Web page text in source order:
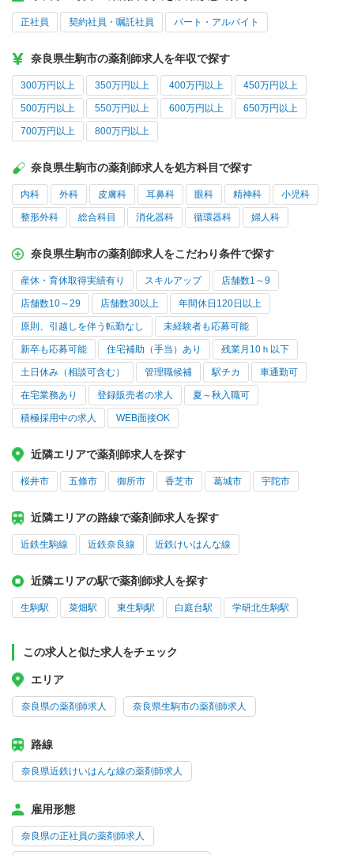
正社員 契約社員・嘱託社員 パート・アルバイト
奈良県生駒市の薬剤師求人を年収で探す
300万円以上 350万円以上 400万円以上 450万円以上
500万円以上 550万円以上 600万円以上 650万円以上
700万円以上 800万円以上
奈良県生駒市の薬剤師求人を処方科目で探す
内科 外科 皮膚科 耳鼻科 眼科 精神科 小児科
整形外科 総合科目 消化器科 循環器科 婦人科
奈良県生駒市の薬剤師求人をこだわり条件で探す
産休・育休取得実績有り スキルアップ 店舗数1～9
店舗数10～29 店舗数30以上 年間休日120日以上
原則、引越しを伴う転勤なし 未経験者も応募可能
新卒も応募可能 住宅補助（手当）あり 残業月10ｈ以下
土日休み（相談可含む） 管理職候補 駅チカ 車通勤可
在宅業務あり 登録販売者の求人 夏～秋入職可
積極採用中の求人 WEB面接OK
近隣エリアで薬剤師求人を探す
桜井市 五條市 御所市 香芝市 葛城市 宇陀市
近隣エリアの路線で薬剤師求人を探す
近鉄生駒線 近鉄奈良線 近鉄けいはんな線
近隣エリアの駅で薬剤師求人を探す
生駒駅 菜畑駅 東生駒駅 白庭台駅 学研北生駒駅
この求人と似た求人をチェック
エリア
奈良県の薬剤師求人 奈良県生駒市の薬剤師求人
路線
奈良県近鉄けいはんな線の薬剤師求人
雇用形態
奈良県の正社員の薬剤師求人